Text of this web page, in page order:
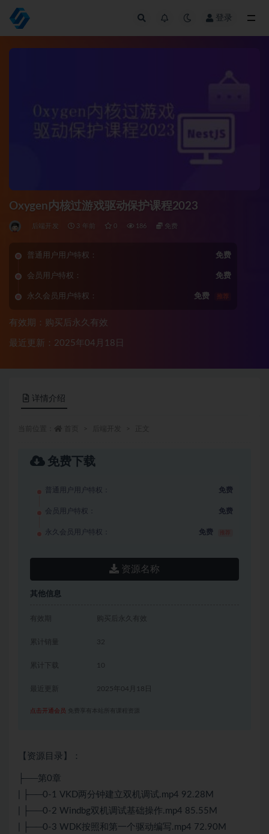
登录
Oxygen内核过游戏驱动保护课程2023
后端开发 3 年前 0 186 免费
普通用户用户特权： 免费
会员用户特权： 免费
永久会员用户特权： 免费 推荐
有效期：购买后永久有效
最近更新：2025年04月18日
详情介绍
免费下载
普通用户用户特权： 免费
会员用户特权： 免费
永久会员用户特权： 免费
资源名称
其他信息
有效期 购买后永久有效
累计销量 32
累计下载 10
2025年04月18日
点击开通会员 免费享有本站所有课程资源
【资源目录】：
├──第0章
| ├──0-1 VKD两分钟建立双机调试.mp4 92.28M
| ├──0-2 Windbg双机调试基础操作.mp4 85.55M
| ├──0-3 WDK按照和第一个驱动编写.mp4 72.90M